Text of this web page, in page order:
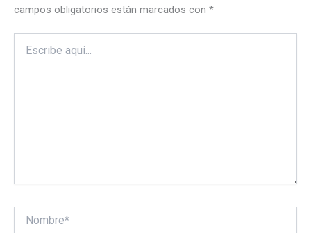
campos obligatorios están marcados con *
aquí...